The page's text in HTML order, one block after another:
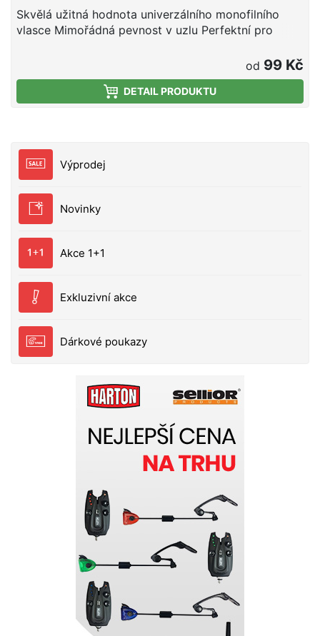
Výprodej
Novinky
Akce 1+1
Exkluzivní akce
Dárkové poukazy
Skvělá užitná hodnota univerzálního monofilního
vlasce Mimořádná pevnost v uzlu Perfektní pro
od 99 Kč
DETAIL PRODUKTU